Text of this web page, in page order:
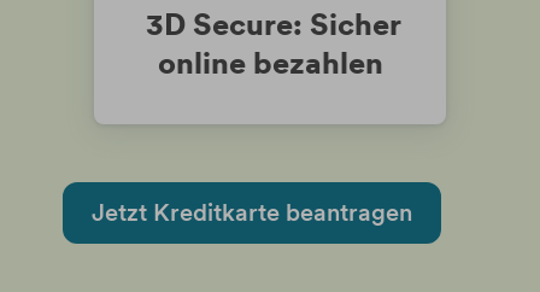
3D Secure: Sicher
online bezahlen
Jetzt Kreditkarte beantragen